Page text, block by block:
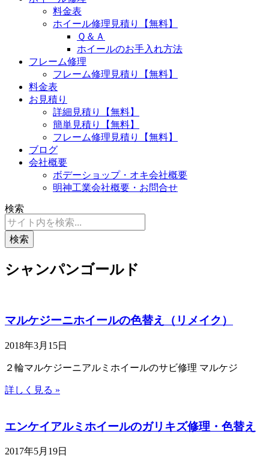
料金表
ホイール修理見積り【無料】
Ｑ＆Ａ
ホイールのお手入れ方法
フレーム修理
フレーム修理見積り【無料】
料金表
お見積り
詳細見積り【無料】
簡単見積り【無料】
フレーム修理見積り【無料】
ブログ
会社概要
ボデーショップ・オキ会社概要
明神工業会社概要・お問合せ
検索
検索
シャンパンゴールド
マルケジーニホイールの色替え（リメイク）
2018年3月15日
２輪マルケジーニアルミホイールのサビ修理 マルケジ
詳しく見る »
エンケイアルミホイールのガリキズ修理・色替え
2017年5月19日